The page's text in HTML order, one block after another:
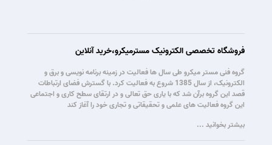
فروشگاه تخصصی الکترونیک مسترمیکرو،خرید آنلاین
گروه فنی مستر میکرو طی سال ها فعالیت در زمینه برنامه نویسی و برق و
الکترونیک، از سال 1385 شروع به فعالیت کرد. با گسترش فضای ارتباطات
قصد این گروه برآن شد که با یاری حق تعالی و در ارتقای سطح کاری و اجتماعی
این گروه فعالیت های علمی و تحقیقاتی و تجاری خود را آغاز کند
بیشتر بخوانید ...